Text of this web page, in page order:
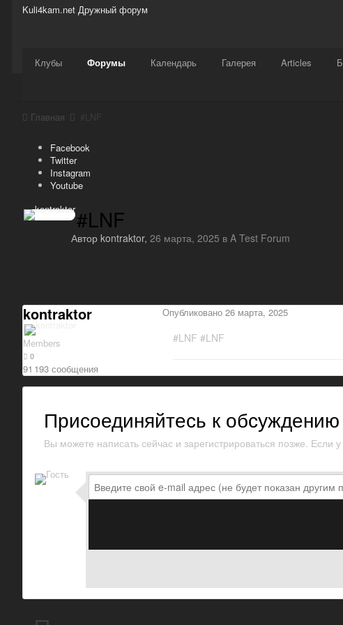
Kuli4kam.net Дружный форум
Сайт
Клубы Форумы Календарь Галерея Articles
Активность Support Магазин
Главная
Facebook
Twitter
Instagram
Youtube
#LNF
Автор kontraktor, 26 марта, 2025 в A Test Forum
kontraktor
Members
0
91 193 сообщения
Опубликовано 26 марта, 2025
#LNF #LNF
Присоединяйтесь к обсуждению
Вы можете написать сейчас и зарегистрироваться позже. Если у